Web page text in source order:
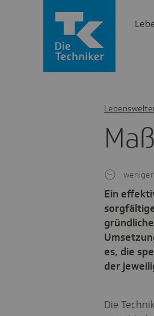
Ein
es, die
der
Die